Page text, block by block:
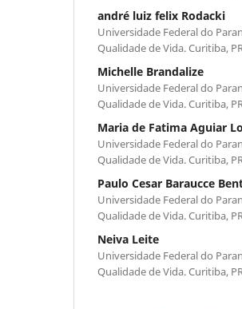
andré luiz felix Rodacki
Universidade Federal do
Qualidade de Vida. Curitiba,
Michelle Brandalize
Universidade Federal do
Qualidade de Vida. Curitiba,
Maria de Fatima Aguiar
Universidade Federal do
Qualidade de Vida. Curitiba,
Paulo Cesar Baraucce
Universidade Federal do
Qualidade de Vida. Curitiba,
Neiva Leite
Universidade Federal do
Qualidade de Vida. Curitiba,